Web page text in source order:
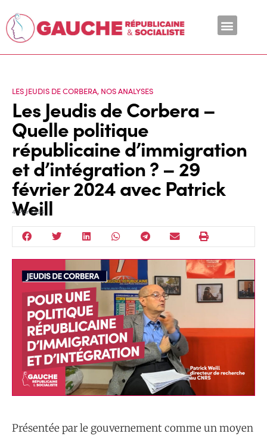
LES JEUDIS DE CORBERA, NOS ANALYSES
Les Jeudis de Corbera –
Quelle politique
républicaine d’immigration
et d’intégration ? – 29
février 2024 avec Patrick
Weill
4 Mar 2024
Présentée par le gouvernement comme un moyen